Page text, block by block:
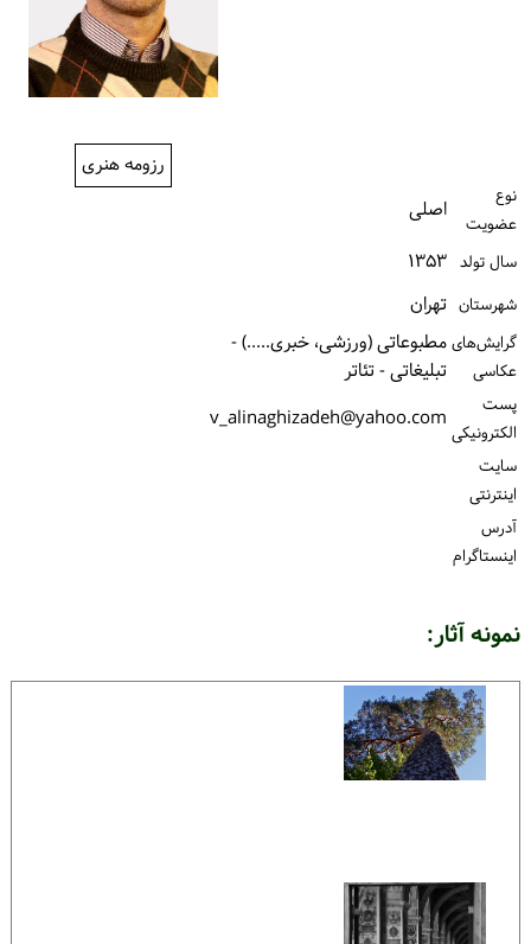
رزومه هنری
نوع
عضویت
اصلی
سال تولد ۱۳۵۳
شهرستان تهران
گرایش‌های
عکاسی
مطبوعاتی (ورزشی، خبری.....) -
تبلیغاتی - تئاتر
پست
الكترونیكی v_alinaghizadeh@yahoo.com
سایت
اینترنتی
آدرس
اینستاگرام
نمونه آثار: